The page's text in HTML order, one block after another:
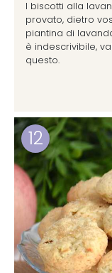
I biscotti alla
provato, dietro
piantina di
è indescrivibile,
questo.
12